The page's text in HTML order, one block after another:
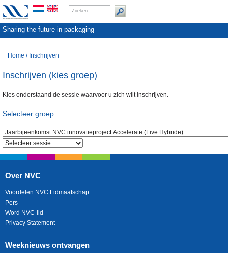
Sharing the future in packaging
Home / Inschrijven
Inschrijven (kies groep)
Kies onderstaand de sessie waarvoor u zich wilt inschrijven.
Selecteer groep
Over NVC
Voordelen NVC Lidmaatschap
Pers
Word NVC-lid
Privacy Statement
Weeknieuws ontvangen